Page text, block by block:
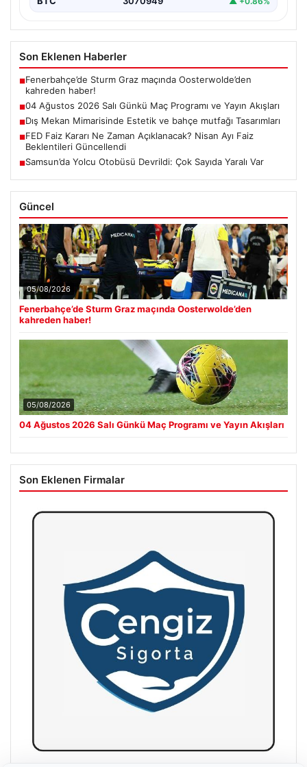
Son Eklenen Haberler
■Fenerbahçe’de Sturm Graz maçında Oosterwolde’den
kahreden haber!
■04 Ağustos 2026 Salı Günkü Maç Programı ve Yayın Akışları
■Dış Mekan Mimarisinde Estetik ve bahçe mutfağı Tasarımları
■FED Faiz Kararı Ne Zaman Açıklanacak? Nisan Ayı Faiz
Beklentileri Güncellendi
■Samsun’da Yolcu Otobüsü Devrildi: Çok Sayıda Yaralı Var
Güncel
05/08/2026
Fenerbahçe’de Sturm Graz maçında Oosterwolde’den
kahreden haber!
05/08/2026
04 Ağustos 2026 Salı Günkü Maç Programı ve Yayın Akışları
Son Eklenen Firmalar